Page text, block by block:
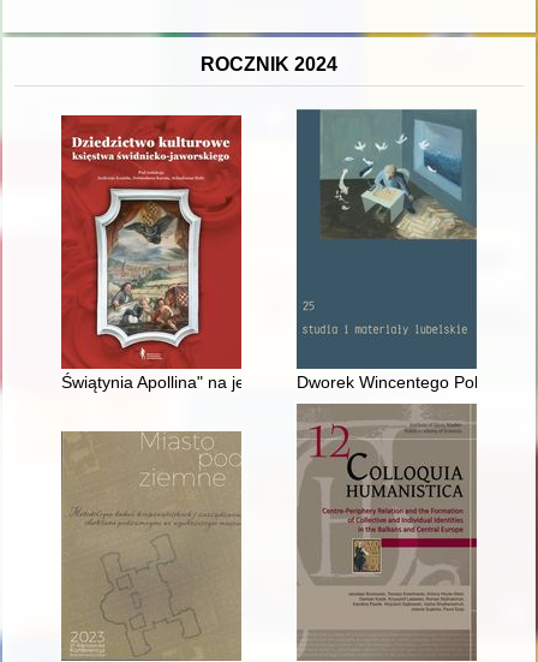
ROCZNIK 2024
Świątynia Apollina" na jeleniogórskim Helikonie w kontekście
Dworek Wincentego Pola :